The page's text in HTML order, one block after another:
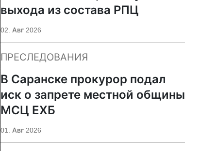
выхода из состава РПЦ
02. Авг 2026
ПРЕСЛЕДОВАНИЯ
В Саранске прокурор подал
иск о запрете местной общины
МСЦ ЕХБ
01. Авг 2026